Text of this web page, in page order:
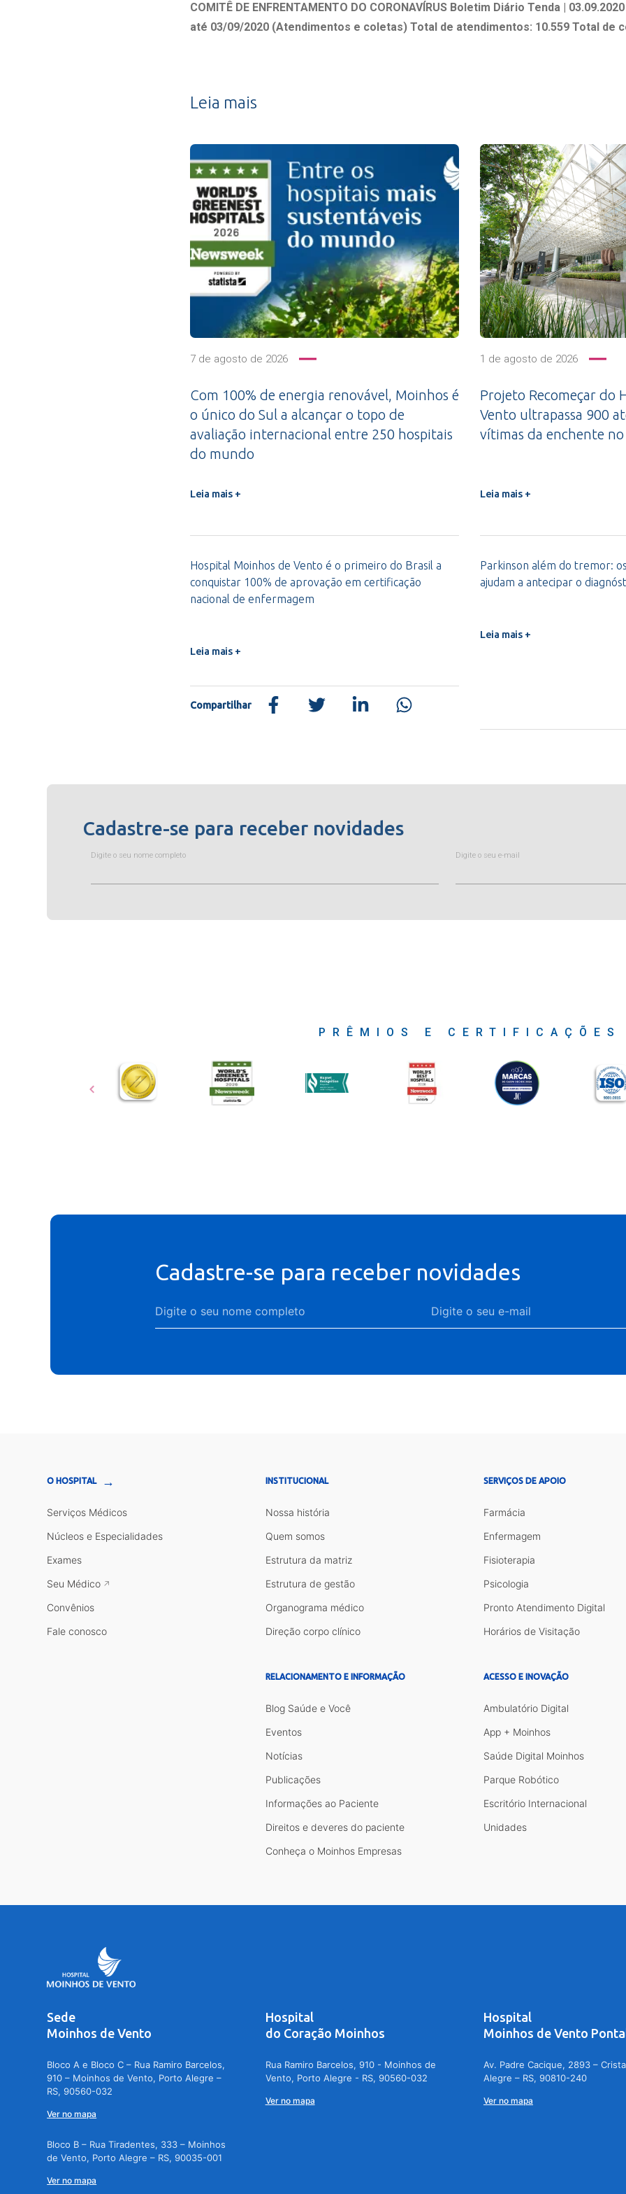
Estrutura de Gestão
Quem Somos
Responsabilidade Ambiental
COMITÊ DE ENFRENTAMENTO DO CORONAVÍRUS Boletim Diário Tenda |
até 03/09/2020 (Atendimentos e coletas) Total de atendimentos: 10.559 Total de
Leia mais
7 de agosto de 2026
Com 100% de energia renovável, Moinhos é
o único do Sul a alcançar o topo de
avaliação internacional entre 250 hospitais
do mundo
Leia mais +
1 de agosto de 2026
Projeto Recomeçar do
Vento ultrapassa 900
vítimas da enchente no
Leia mais +
Hospital Moinhos de Vento é o primeiro do Brasil a
conquistar 100% de aprovação em certificação
nacional de enfermagem
Leia mais +
Parkinson além do tremor:
ajudam a antecipar o
Leia mais +
Compartilhar
Cadastre-se para receber novidades
Digite o seu nome completo Digite o seu e-mail
PRÊMIOS E CERTIFICAÇÕES
Cadastre-se para receber novidades
O HOSPITAL →
Serviços Médicos
Núcleos e Especialidades
Exames
Seu Médico
Convênios
Fale conosco
INSTITUCIONAL
Nossa história
Quem somos
Estrutura da matriz
Estrutura de gestão
Organograma médico
Direção corpo clínico
RELACIONAMENTO E INFORMAÇÃO
Blog Saúde e Você
Eventos
Notícias
Publicações
Informações ao Paciente
Direitos e deveres do paciente
Conheça o Moinhos Empresas
SERVIÇOS DE APOIO
Farmácia
Enfermagem
Fisioterapia
Psicologia
Pronto Atendimento Digital
Horários de Visitação
ACESSO E INOVAÇÃO
Ambulatório Digital
App + Moinhos
Saúde Digital Moinhos
Parque Robótico
Escritório Internacional
Unidades
Sede
Moinhos de Vento
Bloco A e Bloco C – Rua Ramiro Barcelos,
910 – Moinhos de Vento, Porto Alegre –
RS, 90560-032
Ver no mapa
Bloco B – Rua Tiradentes, 333 – Moinhos
de Vento, Porto Alegre – RS, 90035-001
Ver no mapa
Hospital
do Coração Moinhos
Rua Ramiro Barcelos, 910 - Moinhos de
Vento, Porto Alegre - RS, 90560-032
Ver no mapa
Hospital
Moinhos de Vento
Av. Padre Cacique, 2893 –
Alegre – RS, 90810-240
Ver no mapa